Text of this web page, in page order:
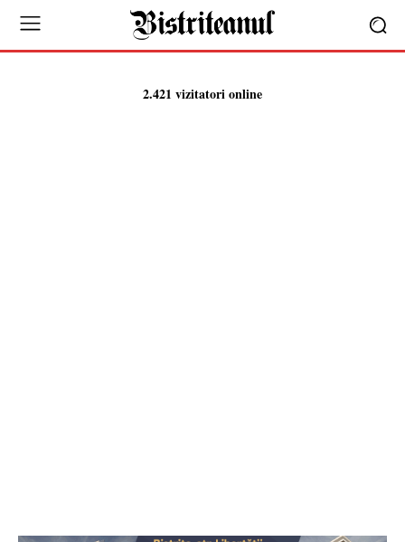
2.421 vizitatori online